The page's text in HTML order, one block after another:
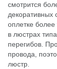
смотрится
декоративных
оплетке более
в люстрах
перегибов.
провода,
люстр.